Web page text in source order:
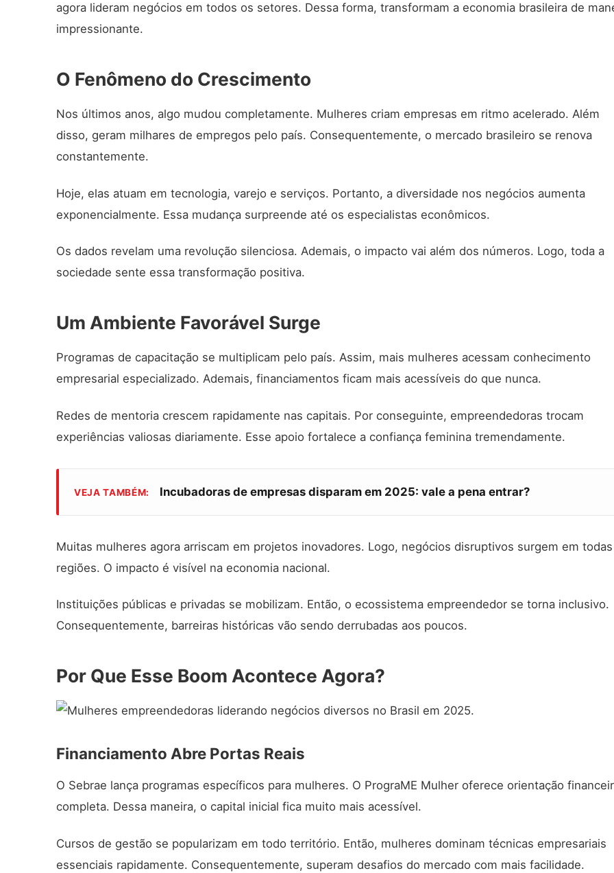
agora lideram negócios em todos os setores. Dessa forma, transformam a economia brasileira de
impressionante.
O Fenômeno do Crescimento
Nos últimos anos, algo mudou completamente. Mulheres criam empresas em ritmo acelerado. Além
disso, geram milhares de empregos pelo país. Consequentemente, o mercado brasileiro se renova
constantemente.
Hoje, elas atuam em tecnologia, varejo e serviços. Portanto, a diversidade nos negócios aumenta
exponencialmente. Essa mudança surpreende até os especialistas econômicos.
Os dados revelam uma revolução silenciosa. Ademais, o impacto vai além dos números. Logo, toda a
sociedade sente essa transformação positiva.
Um Ambiente Favorável Surge
Programas de capacitação se multiplicam pelo país. Assim, mais mulheres acessam conhecimento
empresarial especializado. Ademais, financiamentos ficam mais acessíveis do que nunca.
Redes de mentoria crescem rapidamente nas capitais. Por conseguinte, empreendedoras trocam
experiências valiosas diariamente. Esse apoio fortalece a confiança feminina tremendamente.
VEJA TAMBÉM: Incubadoras de empresas disparam em 2025: vale a pena entrar?
Muitas mulheres agora arriscam em projetos inovadores. Logo, negócios disruptivos surgem em
regiões. O impacto é visível na economia nacional.
Instituições públicas e privadas se mobilizam. Então, o ecossistema empreendedor se torna inclusivo.
Consequentemente, barreiras históricas vão sendo derrubadas aos poucos.
Por Que Esse Boom Acontece Agora?
Financiamento Abre Portas Reais
O Sebrae lança programas específicos para mulheres. O PrograME Mulher oferece orientação
completa. Dessa maneira, o capital inicial fica muito mais acessível.
Cursos de gestão se popularizam em todo território. Então, mulheres dominam técnicas empresariais
essenciais rapidamente. Consequentemente, superam desafios do mercado com mais facilidade.